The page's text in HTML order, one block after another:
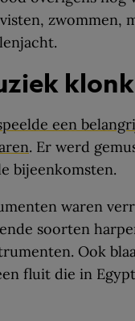
zwommen,
een
. Er werd
bijeenkomsten.
waren
soorten
Ook
fluit die in